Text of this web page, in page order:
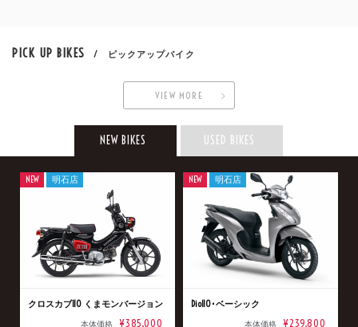
PICK UP BIKES / ピックアップバイク
VIEW MORE
NEW BIKES USED BIKES
クロスカブ110 くまモンバージョン
本体価格 ¥385,000
NEW 明石店
Dio110･ベーシック
本体価格 ¥239,800
NEW 明石店